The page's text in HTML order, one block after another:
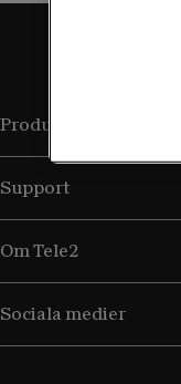
Produkter och tjänster
Support
Om Tele2
Sociala medier